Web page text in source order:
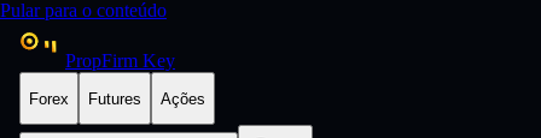
Pular para o conteúdo
PropFirm Key
Forex Futures Ações